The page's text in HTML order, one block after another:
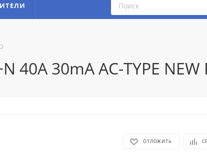
40A 30mA AC-TYPE NEW
ОТЛОЖИТЬ